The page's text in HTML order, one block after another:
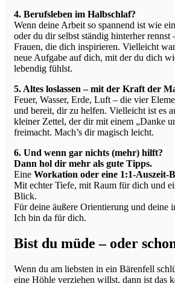
4. Berufsleben im Halbschlaf?
Wenn deine Arbeit so spannend ist wie
oder du dir selbst ständig hinterher rennst
Frauen, die dich inspirieren. Vielleicht
neue Aufgabe auf dich, mit der du dich
lebendig fühlst.
5. Altes loslassen – mit der Kraft der
Feuer, Wasser, Erde, Luft – die vier
und bereit, dir zu helfen. Vielleicht ist es
kleiner Zettel, der dir mit einem „Danke
freimacht. Mach’s dir magisch leicht.
6. Und wenn gar nichts (mehr) hilft?
Dann hol dir mehr als gute Tipps.
Eine Workation oder eine 1:1-Auszeit-
Mit echter Tiefe, mit Raum für dich und
Blick.
Für deine äußere Orientierung und deine
Ich bin da für dich.
Bist du müde – oder
Wenn du am liebsten in ein Bärenfell
eine Höhle verziehen willst, dann ist das